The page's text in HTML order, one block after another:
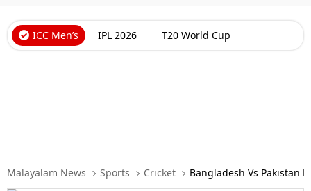
Religion
ICC Men’s IPL 2026 T20 World Cup
Malayalam News Sports Cricket Bangladesh Vs Pakistan